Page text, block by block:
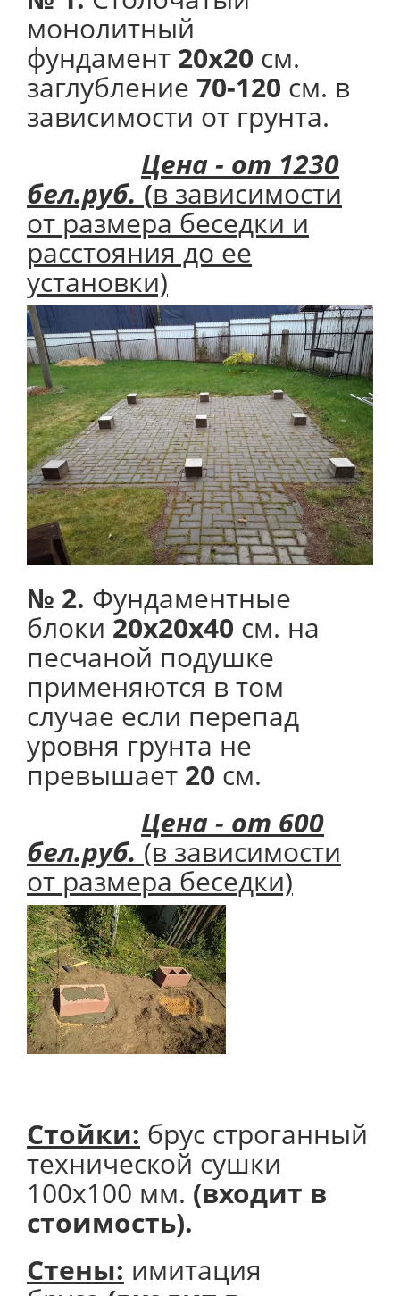
монолитный
фундамент 20х20 см.
заглубление 70-120 см. в
зависимости от грунта.
Цена - от 1230
бел.руб. (в зависимости
от размера беседки и
расстояния до ее
установки)
№ 2. Фундаментные
блоки 20х20х40 см. на
песчаной подушке
применяются в том
случае если перепад
уровня грунта не
превышает 20 см.
Цена - от 600
бел.руб. (в зависимости
от размера беседки)
Стойки: брус строганный
технической сушки
100х100 мм. (входит в
стоимость).
Стены: имитация